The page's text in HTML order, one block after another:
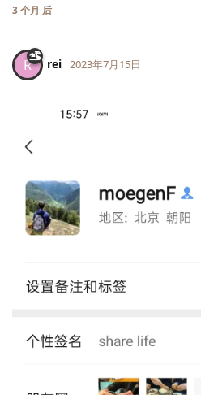
3 个月 后
R rei 2023年7月15日